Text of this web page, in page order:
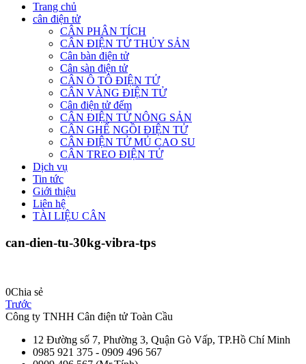
Trang chủ
cân điện tử
CÂN PHÂN TÍCH
CÂN ĐIỆN TỬ THỦY SẢN
Cân bàn điện tử
Cân sàn điện tử
CÂN Ô TÔ ĐIỆN TỬ
CÂN VÀNG ĐIỆN TỬ
Cân điện tử đếm
CÂN ĐIỆN TỬ NÔNG SẢN
CÂN GHẾ NGỒI ĐIỆN TỬ
CÂN ĐIỆN TỬ MỦ CAO SU
CÂN TREO ĐIỆN TỬ
Dịch vụ
Tin tức
Giới thiệu
Liên hệ
TÀI LIỆU CÂN
can-dien-tu-30kg-vibra-tps
0Chia sẻ
Trước
Công ty TNHH Cân điện tử Toàn Cầu
12 Đường số 7, Phường 3, Quận Gò Vấp, TP.Hồ Chí Minh
0985 921 375 - 0909 496 567